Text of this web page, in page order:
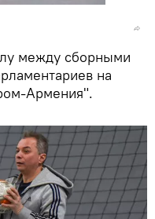
между сборными
на
Армения".